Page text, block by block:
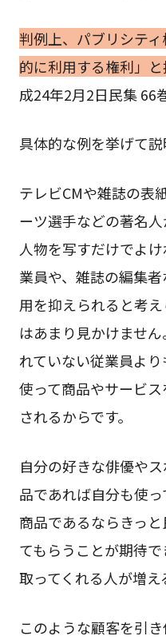
判例上、パブリシテ
的に利用する権利」
成24年2月2日民集 66
具体的な例を挙げて説
テレビCMや雑誌の表
ーツ選手などの著名
人物を写すだけでよ
業員や、雑誌の編集
用を抑えられると考
はあまり見かけませ
れていない従業員よ
使って商品やサービ
されるからです。
自分の好きな俳優や
品であれば自分も使
商品であるならきっ
てもらうことが期待
取ってくれる人が増え
このような顧客を引